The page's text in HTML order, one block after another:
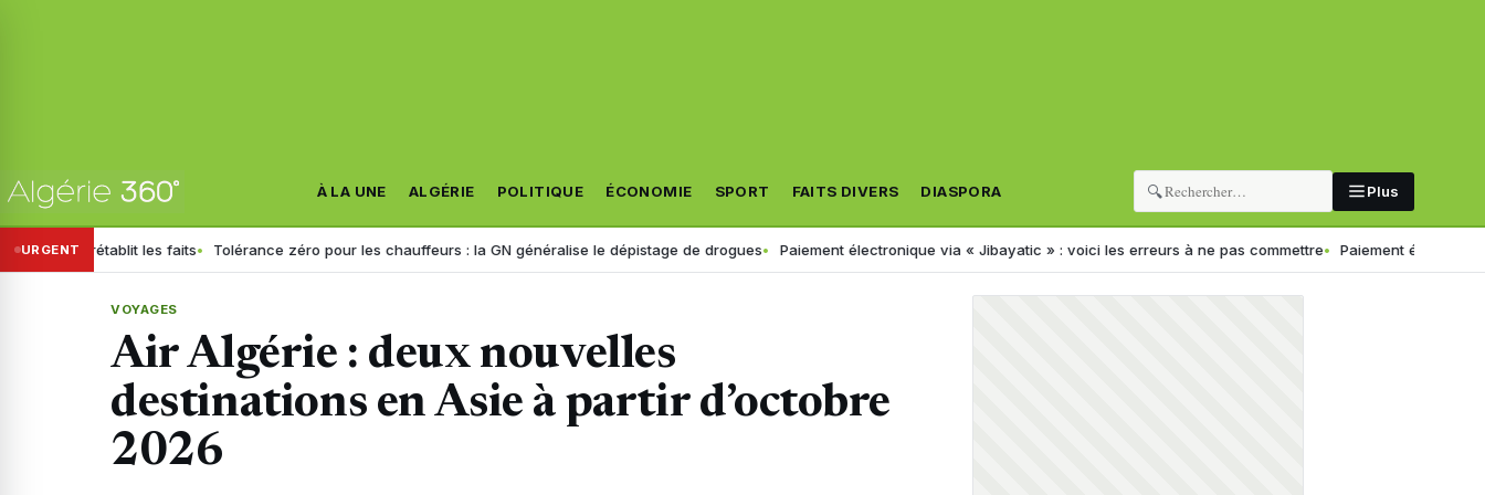
À LA UNE ALGÉRIE POLITIQUE ÉCONOMIE SPORT FAITS DIVERS DIASPORA 🔍 Plus
URGENTles faits Tolérance zéro pour les chauffeurs : la GN généralise le dépistage de drogues Paiement électronique via « Jibayatic » : voici les erreurs à ne pas commettre Paiement électronique en
VOYAGES
Air Algérie : deux nouvelles
destinations en Asie à partir d’octobre
2026